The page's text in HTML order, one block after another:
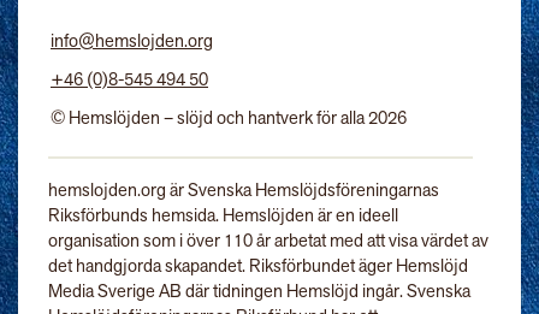
info@hemslojden.org
+46 (0)8-545 494 50
© Hemslöjden – slöjd och hantverk för alla 2026
hemslojden.org är Svenska Hemslöjdsföreningarnas
Riksförbunds hemsida. Hemslöjden är en ideell
organisation som i över 110 år arbetat med att visa värdet av
det handgjorda skapandet. Riksförbundet äger Hemslöjd
Media Sverige AB där tidningen Hemslöjd ingår. Svenska